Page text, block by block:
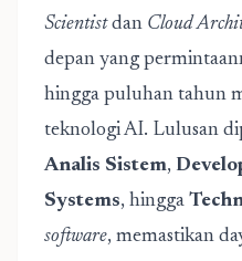
Scientistdan Cloud
depan yang
hingga puluhan tahun
teknologi AI. Lulusan
Analis Sistem,
Systems, hingga
software, memastikan